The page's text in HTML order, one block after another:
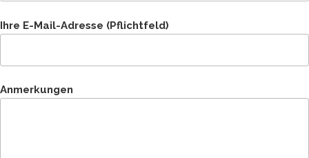
Ihre E-Mail-Adresse (Pflichtfeld)
Anmerkungen